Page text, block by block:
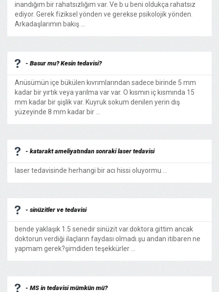
inandığım bir rahatsızlığım var. Ve b u beni oldukça rahatsız
ediyor. Gerek fiziksel yönden ve gerekse psikolojik yönden.
Arkadaşlarımın bakış ...
- Basur mu? Kesin tedavisi?
Anüsümün içe bükülen kıvrımlarından sadece birinde 5 mm
kadar bir yırtık veya yarılma var var. O kısmın iç kısmında 15
mm kadar bir şişlik var. Kuyruk sokum denilen yerin dış
yüzeyinde 8 mm kadar bir ...
- katarakt ameliyatından sonraki laser tedavisi
laser tedavisinde herhangi bir acı hissi oluyormu ...
- sinüzitler ve tedavisi
bende yaklaşık 1.5 senedir sinüzit var.doktora gittim ancak
doktorun verdiği ilaçların faydası olmadı.şu andan itibaren ne
yapmam gerek?şimdiden teşekkürler ...
- MS in tedavisi mümkün mü?